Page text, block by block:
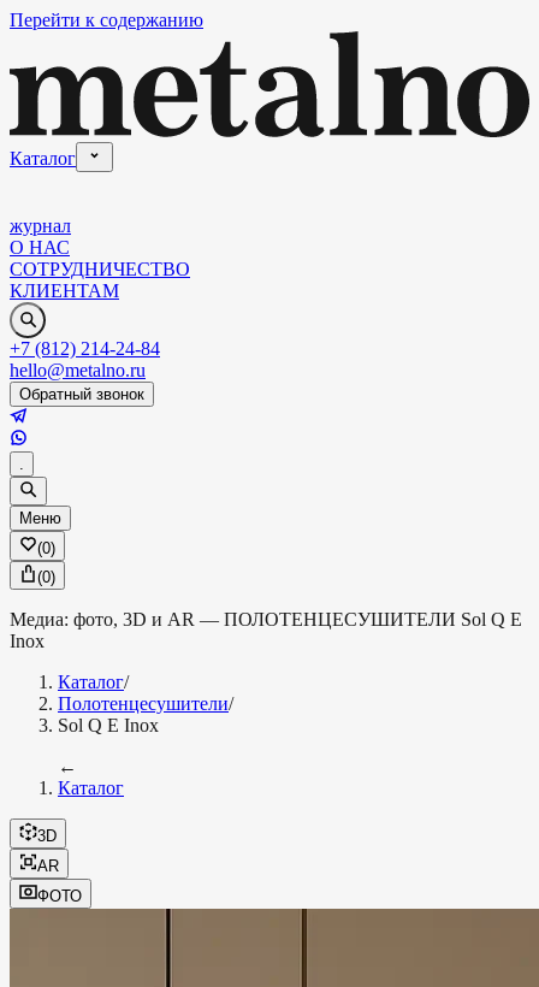
Перейти к содержанию
Каталог
журнал
О НАС
СОТРУДНИЧЕСТВО
КЛИЕНТАМ
+7 (812) 214-24-84
hello@metalno.ru
Обратный звонок
.
Меню
(0)
(0)
Медиа: фото, 3D и AR — ПОЛОТЕНЦЕСУШИТЕЛИ Sol Q E
Inox
Каталог/
Полотенцесушители/
Sol Q E Inox
←
Каталог
3D
AR
ФОТО